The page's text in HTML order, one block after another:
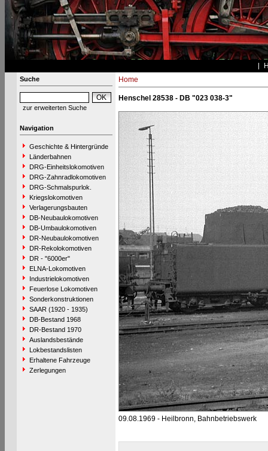
Suche
zur erweiterten Suche
Navigation
Geschichte & Hintergründe
Länderbahnen
DRG-Einheitslokomotiven
DRG-Zahnradlokomotiven
DRG-Schmalspurlok.
Kriegslokomotiven
Verlagerungsbauten
DB-Neubaulokomotiven
DB-Umbaulokomotiven
DR-Neubaulokomotiven
DR-Rekolokomotiven
DR - "6000er"
ELNA-Lokomotiven
Industrielokomotiven
Feuerlose Lokomotiven
Sonderkonstruktionen
SAAR (1920 - 1935)
DB-Bestand 1968
DR-Bestand 1970
Auslandsbestände
Lokbestandslisten
Erhaltene Fahrzeuge
Zerlegungen
Home
Henschel 28538 - DB "023 038-3"
09.08.1969 - Heilbronn, Bahnbetriebswerk